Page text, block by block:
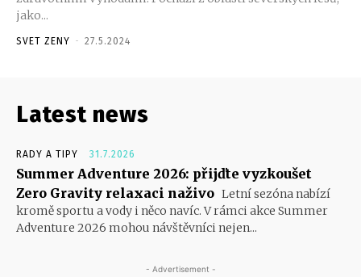
jako...
SVET ZENY - 27.5.2024
Latest news
RADY A TIPY 31.7.2026
Summer Adventure 2026: přijďte vyzkoušet
Zero Gravity relaxaci naživo Letní sezóna nabízí
kromě sportu a vody i něco navíc. V rámci akce Summer
Adventure 2026 mohou návštěvníci nejen...
- Advertisement -